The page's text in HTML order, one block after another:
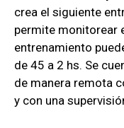
crea el siguiente
permite monitorear
entrenamiento
de 45 a 2 hs. Se
de manera remota
y con una